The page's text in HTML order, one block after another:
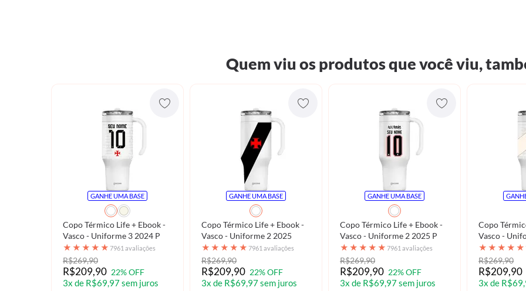
Quem viu os produtos que você viu,
GANHE UMA BASE
Copo Térmico Life + Ebook -
Vasco - Uniforme 3 2024 P
★ ★ ★ ★ ★ 7961 avaliações
R$269,90
R$209,90 22% OFF
3x de R$69,97 sem juros
GANHE UMA BASE
Copo Térmico Life + Ebook -
Vasco - Uniforme 2 2025
★ ★ ★ ★ ★ 7961 avaliações
R$269,90
R$209,90 22% OFF
3x de R$69,97 sem juros
GANHE UMA BASE
Copo Térmico Life + Ebook -
Vasco - Uniforme 2 2025 P
★ ★ ★ ★ ★ 7961 avaliações
R$269,90
R$209,90 22% OFF
3x de R$69,97 sem juros
Copo
Vasco -
★ ★ ★ ★ ★
R$269,90
R$209,90
3x de